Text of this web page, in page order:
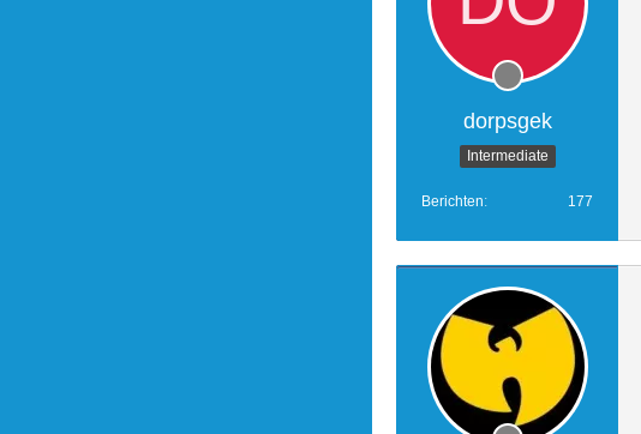
dorpsgek
Intermediate
Berichten 177